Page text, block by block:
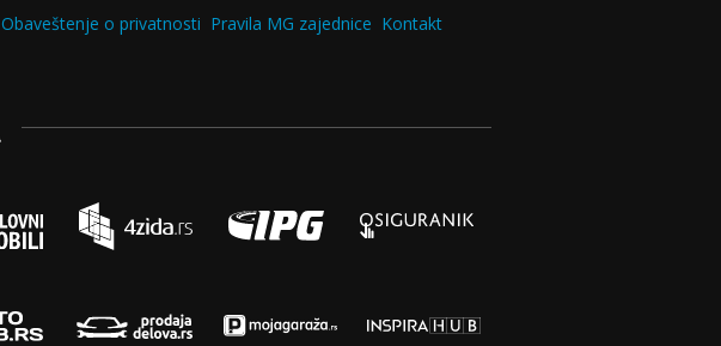
Obaveštenje o privatnosti Pravila MG zajednice Kontakt